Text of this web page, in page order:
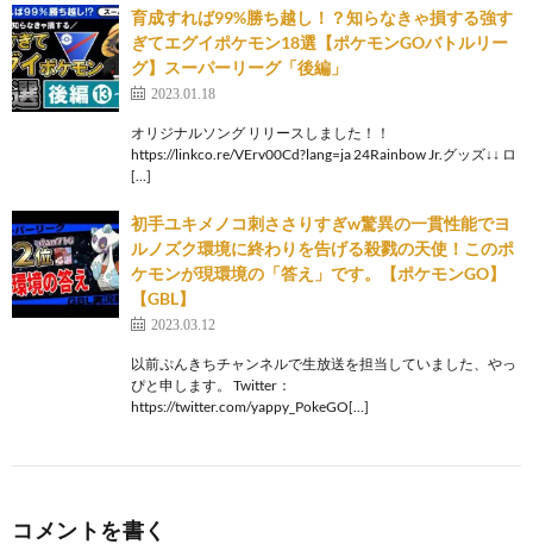
育成すれば99%勝ち越し！？知らなきゃ損する強す
ぎてエグイポケモン18選【ポケモンGOバトルリー
グ】スーパーリーグ「後編」
2023.01.18
オリジナルソング リリースしました！！
https://linkco.re/VErv00Cd?lang=ja 24Rainbow Jr.グッズ↓↓ ロ
[…]
初手ユキメノコ刺ささりすぎw驚異の一貫性能でヨ
ルノズク環境に終わりを告げる殺戮の天使！このポ
ケモンが現環境の「答え」です。【ポケモンGO】
【GBL】
2023.03.12
以前ぷんきちチャンネルで生放送を担当していました、やっ
ぴと申します。 Twitter：
https://twitter.com/yappy_PokeGO[…]
コメントを書く